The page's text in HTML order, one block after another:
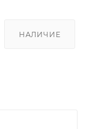
НАЛИЧИЕ